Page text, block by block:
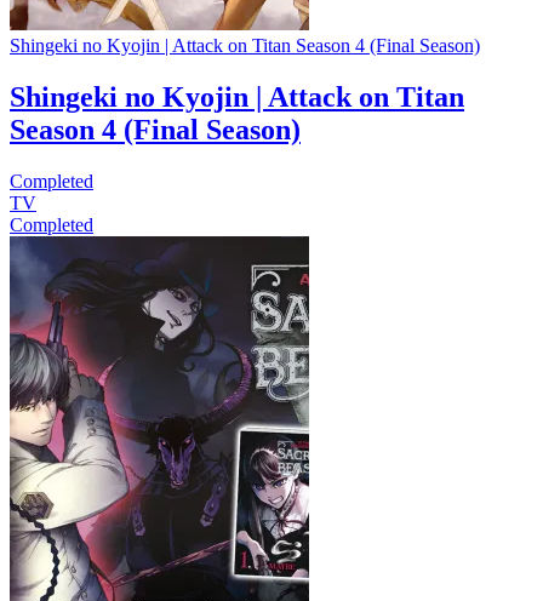
Shingeki no Kyojin | Attack on Titan Season 4 (Final Season)
Shingeki no Kyojin | Attack on Titan
Season 4 (Final Season)
Completed
TV
Completed